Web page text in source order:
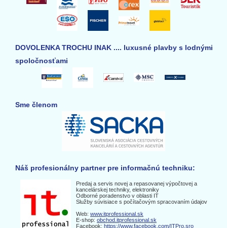
DOVOLENKA TROCHU INAK .... luxusné plavby s lodnými
spoločnosťami
Sme členom
Náš profesionálny partner pre informačnú techniku:
Predaj a servis novej a repasovanej výpočtovej a
kancelárskej techniky, elektroniky
Odborné poradenstvo v oblasti IT
Služby súvisiace s počítačovým spracovaním údajov
Web: www.itprofessional.sk
E-shop: obchod.itprofessional.sk
Facebook: https://www.facebook.com/ITPro.sro